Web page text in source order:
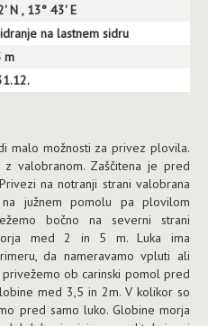
N , 13° 43' E
na lastnem sidru
m
malo možnosti za privez plovila.
valobranom. Zaščitena je pred
na notranji strani valobrana
južnem pomolu pa plovilom
bočno na severni strani
med 2 in 5 m. Luka ima
da nameravamo vpluti ali
ob carinski pomol pred
med 3,5 in 2m. V kolikor so
pred samo luko. Globine morja